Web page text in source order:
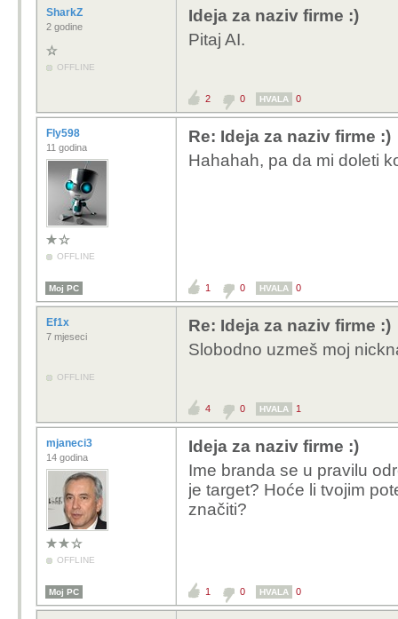
SharkZ
2 godine
OFFLINE
Ideja za naziv firme :)
Pitaj AI.
2 0 HVALA 0
Fly598
11 godina
OFFLINE
Re: Ideja za naziv firme :)
Hahahah, pa da mi doleti
Moj PC 1 0 HVALA 0
Ef1x
7 mjeseci
OFFLINE
Re: Ideja za naziv firme :)
Slobodno uzmeš moj
4 0 HVALA 1
mjaneci3
14 godina
OFFLINE
Ideja za naziv firme :)
Ime branda se u pravilu
je target? Hoće li tvojim
značiti?
Moj PC 1 0 HVALA 0